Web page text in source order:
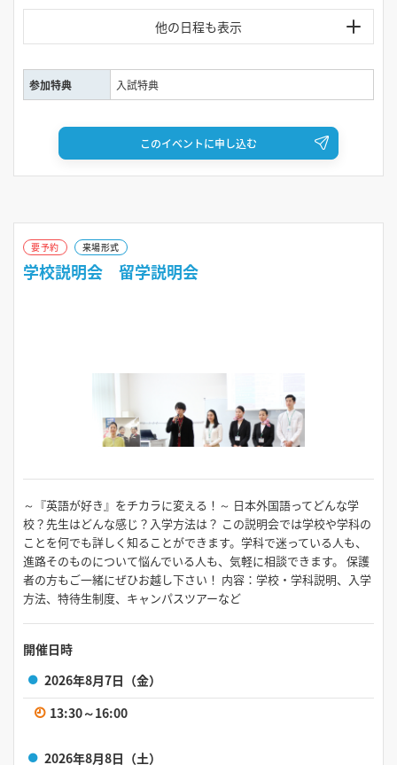
10:00～13:30
10:00～13:30
2026年8月16日（日）
10:00～13:30
10:00～13:30
2026年8月21日（金）
10:00～13:30
2026年8月22日（土）
10:00～13:30
2026年8月25日（火）
2026年8月26日（水）
10:00～13:30
2026年8月27日（木）
参加特典 入試特典
このイベントに申し込む
要予約 来場形式
学校説明会 留学説明会
～『英語が好き』をチカラに変える！～ 日本外国語ってどんな学
校？先生はどんな感じ？入学方法は？ この説明会では学校や学科の
ことを何でも詳しく知ることができます。学科で迷っている人も、
進路そのものについて悩んでいる人も、気軽に相談できます。 保護
者の方もご一緒にぜひお越し下さい！ 内容：学校・学科説明、入学
方法、特待生制度、キャンパスツアーなど
開催日時
2026年8月7日（金）
13:30～16:00
2026年8月8日（土）